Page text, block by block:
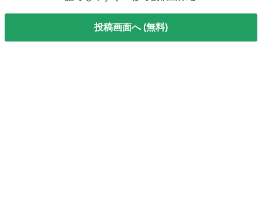
投稿画面へ (無料)